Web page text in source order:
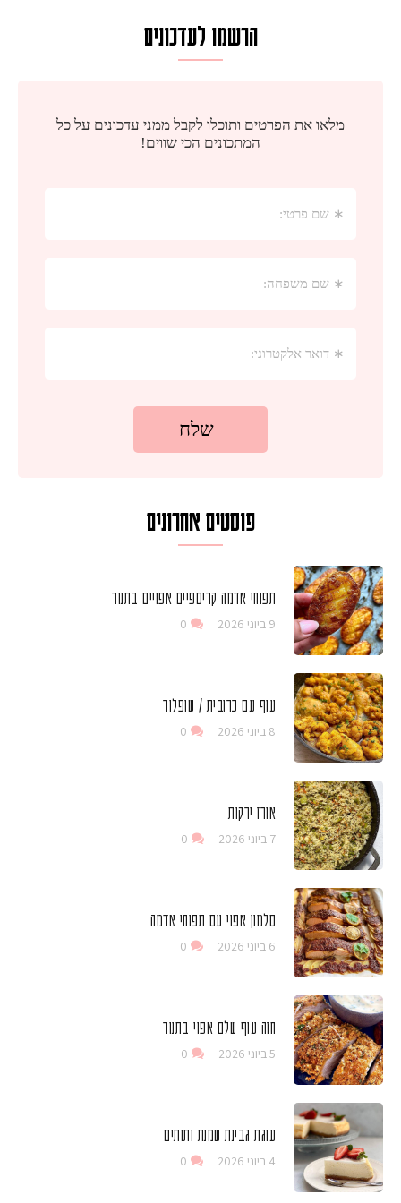
הרשמו לעדכונים
פוסטים אחרונים
תפוחי אדמה קריספיים אפויים בתנור
9 ביוני 2026 0
עוף עם כרובית / שופלור
8 ביוני 2026 0
אורז ירקות
7 ביוני 2026 0
סלמון אפוי עם תפוחי אדמה
6 ביוני 2026 0
חזה עוף שלם אפוי בתנור
5 ביוני 2026 0
עוגת גבינת שמנת ותותים
4 ביוני 2026 0